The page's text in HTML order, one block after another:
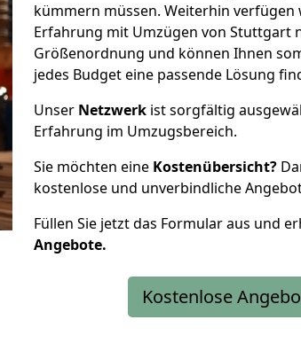
kümmern müssen. Weiterhin
Erfahrung mit Umzügen von Stuttgart
Größenordnung und können Ihnen
jedes Budget eine passende Lösung
Unser Netzwerk ist sorgfältig
Erfahrung im Umzugsbereich.
Sie möchten eine Kostenübersicht?
kostenlose und unverbindliche
Füllen Sie jetzt das Formular aus und
Angebote.
Kostenlose